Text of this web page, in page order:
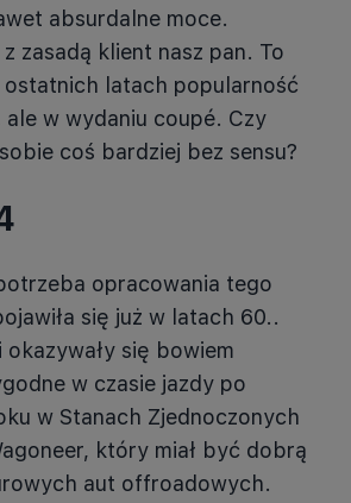
absurdalne moce.
zasadą klient nasz pan. To
ostatnich latach popularność
w wydaniu coupé. Czy
coś bardziej bez sensu?
opracowania tego
się już w latach 60..
się bowiem
w czasie jazdy po
w Stanach Zjednoczonych
, który miał być dobrą
aut offroadowych.